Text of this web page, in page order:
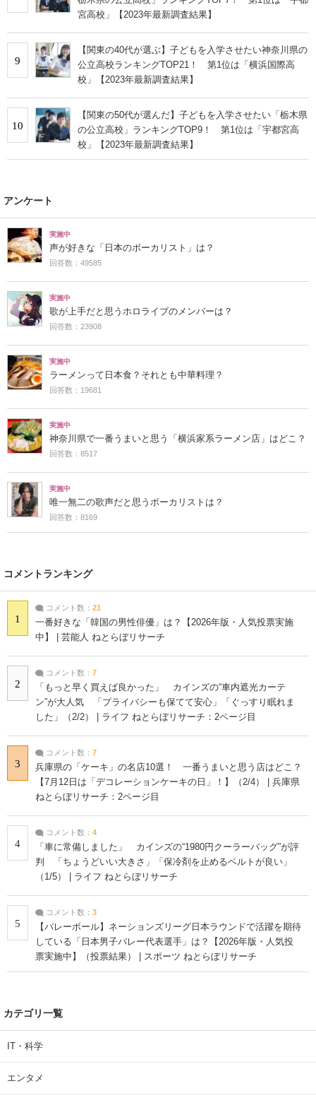
宮高校」【2023年最新調査結果】
9
【関東の40代が選ぶ】子どもを入学させたい神奈川県の
公立高校ランキングTOP21！ 第1位は「横浜国際高
校」【2023年最新調査結果】
10
【関東の50代が選んだ】子どもを入学させたい「栃木県
の公立高校」ランキングTOP9！ 第1位は「宇都宮高
校」【2023年最新調査結果】
アンケート
実施中
声が好きな「日本のボーカリスト」は？
回答数：49585
実施中
歌が上手だと思うホロライブのメンバーは？
回答数：23908
実施中
ラーメンって日本食？それとも中華料理？
回答数：19681
実施中
神奈川県で一番うまいと思う「横浜家系ラーメン店」はどこ？
回答数：8517
実施中
唯一無二の歌声だと思うボーカリストは？
回答数：8169
コメントランキング
1
コメント数： 21
一番好きな「韓国の男性俳優」は？【2026年版・人気投票実施
中】 | 芸能人 ねとらぼリサーチ
2
コメント数： 7
「もっと早く買えば良かった」 カインズの“車内遮光カーテ
ン”が大人気 「プライバシーも保てて安心」「ぐっすり眠れま
した」（2/2） | ライフ ねとらぼリサーチ：2ページ目
3
コメント数： 7
兵庫県の「ケーキ」の名店10選！ 一番うまいと思う店はどこ？
【7月12日は「デコレーションケーキの日」！】（2/4） | 兵庫県
ねとらぼリサーチ：2ページ目
4
コメント数： 4
「車に常備しました」 カインズの“1980円クーラーバッグ”が評
判 「ちょうどいい大きさ」「保冷剤を止めるベルトが良い」
（1/5） | ライフ ねとらぼリサーチ
5
コメント数： 3
【バレーボール】ネーションズリーグ日本ラウンドで活躍を期待
している「日本男子バレー代表選手」は？【2026年版・人気投
票実施中】（投票結果） | スポーツ ねとらぼリサーチ
カテゴリ一覧
IT・科学
エンタメ